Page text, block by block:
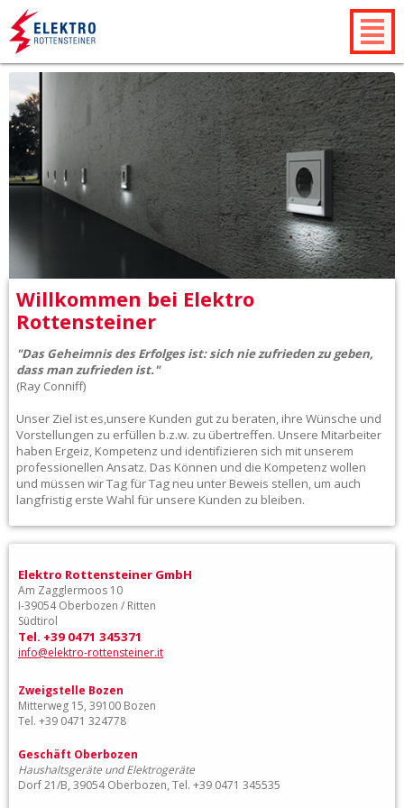
Willkommen bei Elektro
Rottensteiner
"Das Geheimnis des Erfolges ist: sich nie zufrieden zu geben,
dass man zufrieden ist."
(Ray Conniff)
Unser Ziel ist es,unsere Kunden gut zu beraten, ihre Wünsche und
Vorstellungen zu erfüllen b.z.w. zu übertreffen. Unsere Mitarbeiter
haben Ergeiz, Kompetenz und identifizieren sich mit unserem
professionellen Ansatz. Das Können und die Kompetenz wollen
und müssen wir Tag für Tag neu unter Beweis stellen, um auch
langfristig erste Wahl für unsere Kunden zu bleiben.
Elektro Rottensteiner GmbH
Am Zagglermoos 10
I-39054 Oberbozen / Ritten
Südtirol
Tel. +39 0471 345371
info@elektro-rottensteiner.it
Zweigstelle Bozen
Mitterweg 15, 39100 Bozen
Tel. +39 0471 324778
Geschäft Oberbozen
Haushaltsgeräte und Elektrogeräte
Dorf 21/B, 39054 Oberbozen, Tel. +39 0471 345535